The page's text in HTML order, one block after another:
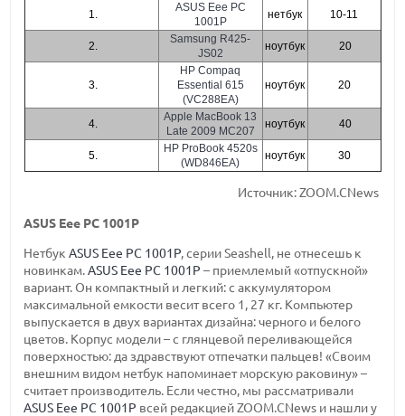
1.
ASUS Eee PC
1001P
нетбук 10-11
2.
Samsung R425-
JS02
ноутбук 20
3.
HP Compaq
Essential 615
(VC288EA)
ноутбук 20
4.
Apple MacBook 13
Late 2009 MC207
ноутбук 40
5.
HP ProBook 4520s
(WD846EA)
ноутбук 30
Источник: ZOOM.CNews
ASUS Eee PC 1001P
НетбукASUS Eee PC 1001P, серии Seashell, не отнесешь к
новинкам.ASUS Eee PC 1001P – приемлемый «отпускной»
вариант. Он компактный и легкий: с аккумулятором
максимальной емкости весит всего 1, 27 кг. Компьютер
выпускается в двух вариантах дизайна: черного и белого
цветов. Корпус модели – с глянцевой переливающейся
поверхностью: да здравствуют отпечатки пальцев! «Своим
внешним видом нетбук напоминает морскую раковину» –
считает производитель. Если честно, мы рассматривали
ASUS Eee PC 1001P всей редакцией ZOOM.CNews и нашли у